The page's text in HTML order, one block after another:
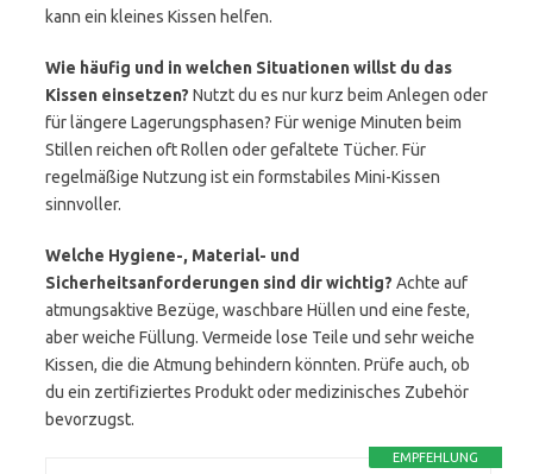
kann ein kleines Kissen helfen.
Wie häufig und in welchen Situationen willst du das
Kissen einsetzen? Nutzt du es nur kurz beim Anlegen oder
für längere Lagerungsphasen? Für wenige Minuten beim
Stillen reichen oft Rollen oder gefaltete Tücher. Für
regelmäßige Nutzung ist ein formstabiles Mini-Kissen
sinnvoller.
Welche Hygiene-, Material- und
Sicherheitsanforderungen sind dir wichtig? Achte auf
atmungsaktive Bezüge, waschbare Hüllen und eine feste,
aber weiche Füllung. Vermeide lose Teile und sehr weiche
Kissen, die die Atmung behindern könnten. Prüfe auch, ob
du ein zertifiziertes Produkt oder medizinisches Zubehör
bevorzugst.
EMPFEHLUNG